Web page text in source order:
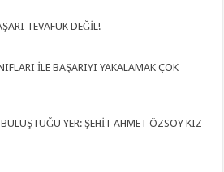
TEVAFUK DEĞİL!
İLE BAŞARIYI YAKALAMAK ÇOK
YER: ŞEHİT AHMET ÖZSOY KIZ